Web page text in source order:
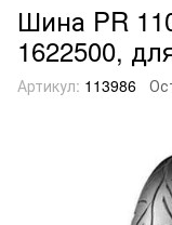
Шина PR
1622500,
Артикул: 113986